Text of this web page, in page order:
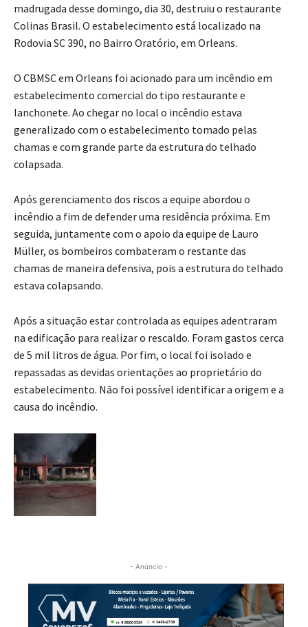
madrugada desse domingo, dia 30, destruiu o restaurante
Colinas Brasil. O estabelecimento está localizado na
Rodovia SC 390, no Bairro Oratório, em Orleans.
O CBMSC em Orleans foi acionado para um incêndio em
estabelecimento comercial do tipo restaurante e
lanchonete. Ao chegar no local o incêndio estava
generalizado com o estabelecimento tomado pelas
chamas e com grande parte da estrutura do telhado
colapsada.
Após gerenciamento dos riscos a equipe abordou o
incêndio a fim de defender uma residência próxima. Em
seguida, juntamente com o apoio da equipe de Lauro
Müller, os bombeiros combateram o restante das
chamas de maneira defensiva, pois a estrutura do telhado
estava colapsando.
Após a situação estar controlada as equipes adentraram
na edificação para realizar o rescaldo. Foram gastos cerca
de 5 mil litros de água. Por fim, o local foi isolado e
repassadas as devidas orientações ao proprietário do
estabelecimento. Não foi possível identificar a origem e a
causa do incêndio.
- Anúncio -